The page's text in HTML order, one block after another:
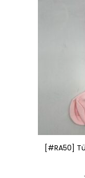
[#RA50]